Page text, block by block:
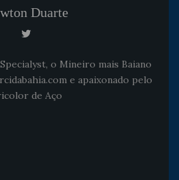
Duarte
o Mineiro mais Baiano
e apaixonado pelo
de Aço